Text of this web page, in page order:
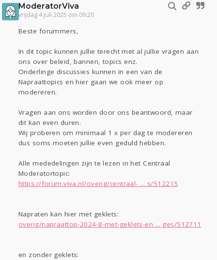
Kinderen
Digi
Mode & Beauty
Zwanger
Psyche
Sport
Contact
Lezen
ModeratorViva
vrijdag 4 juli 2025 om 09:20
Beste forummers,
In dit topic kunnen jullie terecht met al jullie vragen aan
ons over beleid, bannen, topics enz.
Onderlinge discussies kunnen in een van de
Napraattopics en hier gaan we ook meer op
modereren.
Vragen aan ons worden door ons beantwoord, maar
dit kan even duren.
Wij proberen om minimaal 1 x per dag te modereren
dus soms moeten jullie even geduld hebben.
Alle mededelingen zijn te lezen in het Centraal
Moderatortopic:
https://forum.viva.nl/overig/centraal- ... s/512215
Napraten kan hier met geklets:
overig/napraattop-2024-8-met-geklets-en ... ges/512711
en zonder geklets: